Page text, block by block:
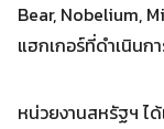
Bear, Nobelium,
แฮกเกอร์ที่ดำเนินก
หน่วยงานสหรัฐฯ ไ